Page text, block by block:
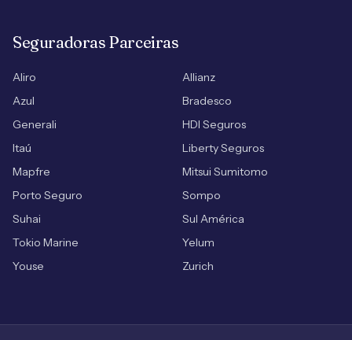
Seguradoras Parceiras
Aliro
Allianz
Azul
Bradesco
Generali
HDI Seguros
Itaú
Liberty Seguros
Mapfre
Mitsui Sumitomo
Porto Seguro
Sompo
Suhai
Sul América
Tokio Marine
Yelum
Youse
Zurich